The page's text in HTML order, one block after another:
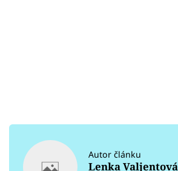
Autor článku
Lenka Valjentová